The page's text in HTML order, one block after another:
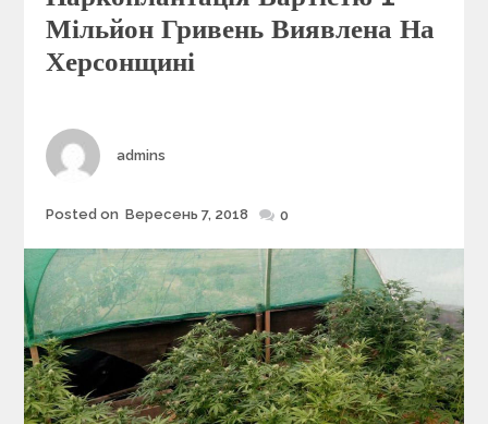
e
g
o
e
s
Мільйон Гривень Виявлена На
Херсонщині
Author
admins
Posted
Posted on Вересень 7, 2018 0